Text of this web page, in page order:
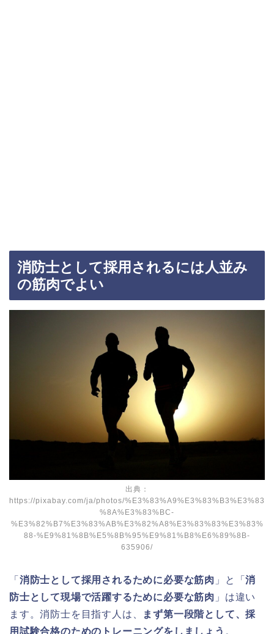
消防士として採用されるには人並み
の筋肉でよい
出典：
https://pixabay.com/ja/photos/%E3%83%A9%E3%83%B3%E3%83
%8A%E3%83%BC-
%E3%82%B7%E3%83%AB%E3%82%A8%E3%83%83%E3%83%
88-%E9%81%8B%E5%8B%95%E9%81%B8%E6%89%8B-
635906/
「 消防士として採用されるために必要な筋肉 」と「消
防士として現場で活躍するために必要な筋肉 」は違い
ます。消防士を目指す人は、
まず第一段階として、採
用試験合格のためのトレーニングをしましょう 。